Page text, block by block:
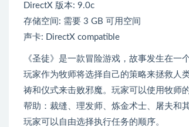
DirectX 版本: 9.0c
存储空间: 需要 3 GB 可用空间
声卡: DirectX compatible
《圣徒》是一款冒险游戏，故事发生在一
玩家作为牧师将选择自己的策略来拯救人
祷和仪式来击败邪魔。玩家可以使用牧师
帮助：裁缝、理发师、炼金术士、屠夫和
玩家可以自由选择执行任务的顺序。